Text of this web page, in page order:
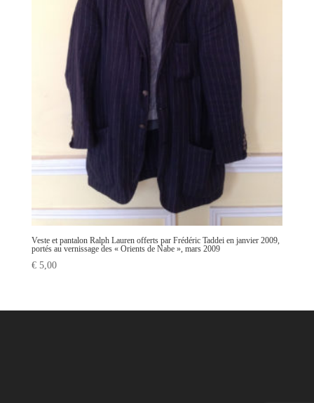
Veste et pantalon Ralph Lauren offerts par Frédéric Taddei en janvier 2009,
portés au vernissage des « Orients de Nabe », mars 2009
€5,00